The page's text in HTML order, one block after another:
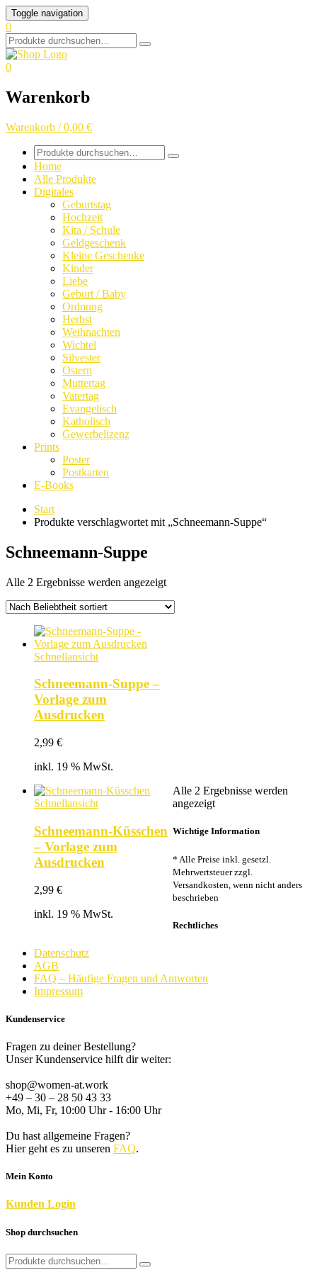
Skip
to
content
Toggle navigation
0
Search
for:
0
Warenkorb
Warenkorb / 0,00 €
Search
for:
Home
Alle Produkte
Digitales
Geburtstag
Hochzeit
Kita / Schule
Geldgeschenk
Kleine Geschenke
Kinder
Liebe
Geburt / Baby
Ordnung
Herbst
Weihnachten
Wichtel
Silvester
Ostern
Muttertag
Vatertag
Evangelisch
Katholisch
Gewerbelizenz
Prints
Poster
Postkarten
E-Books
Start
Produkte verschlagwortet mit „Schneemann-Suppe“
Schneemann-Suppe
Alle 2 Ergebnisse werden angezeigtNach
sortiert
Schnellansicht
Schneemann-Suppe –
Vorlage zum
Ausdrucken
2,99 €
inkl. 19 % MwSt.
Schnellansicht
Schneemann-Küsschen
– Vorlage zum
Ausdrucken
2,99 €
inkl. 19 % MwSt.
Alle 2 Ergebnisse werden
angezeigtNach
sortiert
Wichtige Information
* Alle Preise inkl. gesetzl.
Mehrwertsteuer zzgl.
Versandkosten, wenn nicht anders
beschrieben
Rechtliches
Datenschutz
AGB
FAQ – Häufige Fragen und Antworten
Impressum
Kundenservice
Fragen zu deiner Bestellung?
Unser Kundenservice hilft dir weiter:
shop@women-at.work
+49 – 30 – 28 50 43 33
Mo, Mi, Fr, 10:00 Uhr - 16:00 Uhr
Du hast allgemeine Fragen?
Hier geht es zu unseren FAQ.
Mein Konto
Kunden Login
Shop durchsuchen
Search